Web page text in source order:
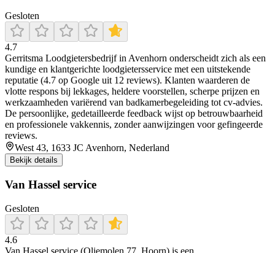
Gesloten
4.7
Gerritsma Loodgietersbedrijf in Avenhorn onderscheidt zich als een
kundige en klantgerichte loodgietersservice met een uitstekende
reputatie (4.7 op Google uit 12 reviews). Klanten waarderen de
vlotte respons bij lekkages, heldere voorstellen, scherpe prijzen en
werkzaamheden variërend van badkamerbegeleiding tot cv-advies.
De persoonlijke, gedetailleerde feedback wijst op betrouwbaarheid
en professionele vakkennis, zonder aanwijzingen voor gefingeerde
reviews.
West 43, 1633 JC Avenhorn, Nederland
Bekijk details
Van Hassel service
Gesloten
4.6
Van Hassel service (Oliemolen 77, Hoorn) is een